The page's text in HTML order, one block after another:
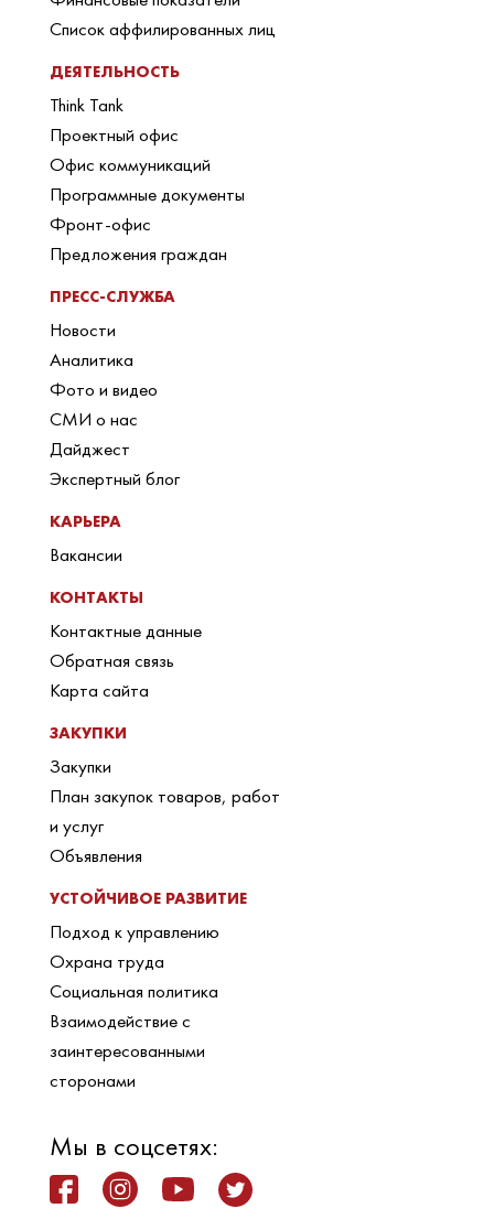
Список аффилированных лиц
ДЕЯТЕЛЬНОСТЬ
Think Tank
Проектный офис
Офис коммуникаций
Программные документы
Фронт-офис
Предложения граждан
ПРЕСС-СЛУЖБА
Новости
Аналитика
Фото и видео
СМИ о нас
Дайджест
Экспертный блог
КАРЬЕРА
Вакансии
КОНТАКТЫ
Контактные данные
Обратная связь
Карта сайта
ЗАКУПКИ
Закупки
План закупок товаров, работ
и услуг
Объявления
УСТОЙЧИВОЕ РАЗВИТИЕ
Подход к управлению
Охрана труда
Социальная политика
Взаимодействие с
заинтересованными
сторонами
Мы в соцсетях: